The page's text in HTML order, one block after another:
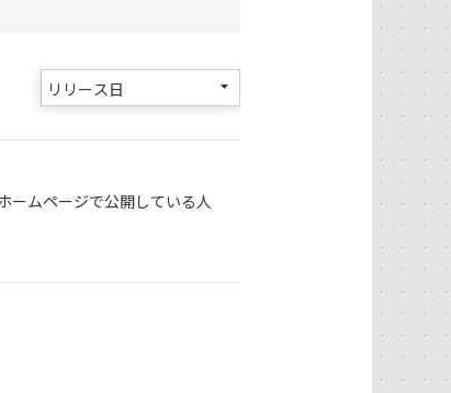
ームページで公開している人